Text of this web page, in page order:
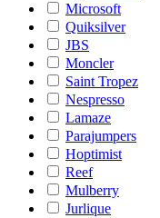
Microsoft
Quiksilver
JBS
Moncler
Saint Tropez
Nespresso
Lamaze
Parajumpers
Hoptimist
Reef
Mulberry
Jurlique